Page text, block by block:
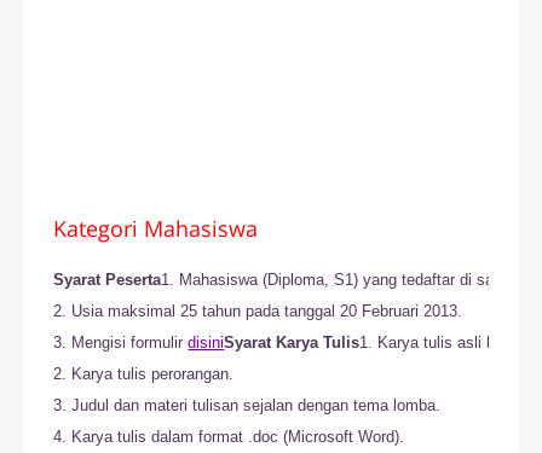
Kategori Mahasiswa
Syarat Peserta1. Mahasiswa (Diploma, S1) yang tedaftar di salah
2. Usia maksimal 25 tahun pada tanggal 20 Februari 2013.
3. Mengisi formulir disiniSyarat Karya Tulis1. Karya tulis asli bukan
2. Karya tulis perorangan.
3. Judul dan materi tulisan sejalan dengan tema lomba.
4. Karya tulis dalam format .doc (Microsoft Word).